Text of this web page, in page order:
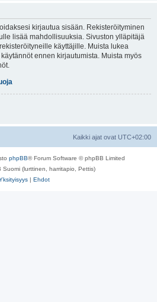
kirjautua sisään. Rekisteröityminen
lisää mahdollisuuksia. Sivuston ylläpitäjä
käyttäjille. Muista lukea
ennen kirjautumista. Muista myös
Kaikki ajat ovat UTC+02:00
phpBB® Forum Software © phpBB Limited
(lurttinen, harritapio, Pettis)
| Ehdot